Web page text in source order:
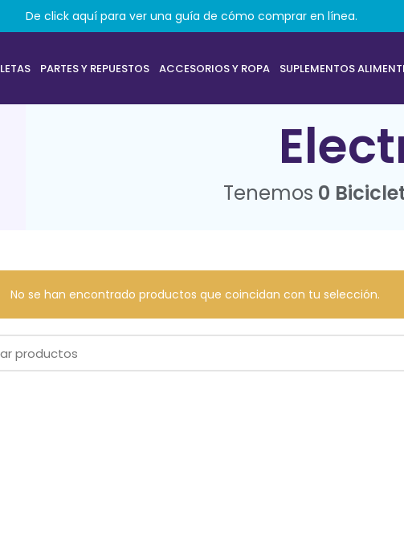
PARTES Y REPUESTOS ACCESORIOS Y ROPA SUPLEMENTOS
Tenemos 0
No se han encontrado productos que coincidan con tu selección.
De click aquí para ver una guía de cómo comprar en línea.